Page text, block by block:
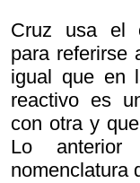
Cruz usa el
para referirse
igual que en
reactivo es
con otra y
Lo
nomenclatura